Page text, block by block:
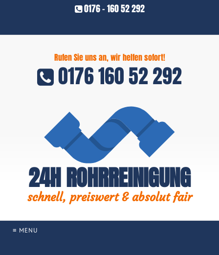
0176 - 160 52 292
Rufen Sie uns an, wir helfen sofort!
0176 160 52 292
24H ROHRREINIGUNG
schnell, preiswert & absolut fair
≡ MENU